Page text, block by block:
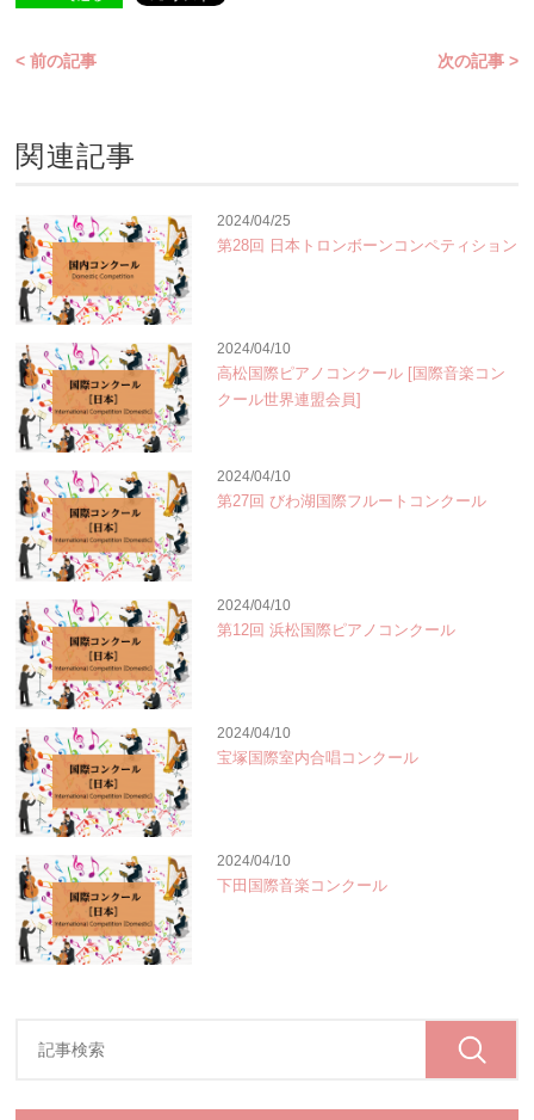
< 前の記事 次の記事 >
関連記事
2024/04/25
第28回 日本トロンボーンコンペティション
2024/04/10
高松国際ピアノコンクール [国際音楽コン
クール世界連盟会員]
2024/04/10
第27回 びわ湖国際フルートコンクール
2024/04/10
第12回 浜松国際ピアノコンクール
2024/04/10
宝塚国際室内合唱コンクール
2024/04/10
下田国際音楽コンクール